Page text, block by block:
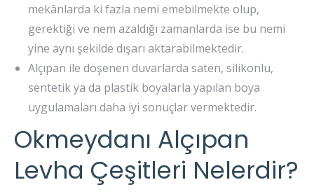
mekânlarda ki fazla nemi emebilmekte olup,
gerektiği ve nem azaldığı zamanlarda ise bu nemi
yine aynı şekilde dışarı aktarabilmektedir.
Alçıpan ile döşenen duvarlarda saten, silikonlu,
sentetik ya da plastik boyalarla yapılan boya
uygulamaları daha iyi sonuçlar vermektedir.
Okmeydanı Alçıpan
Levha Çeşitleri Nelerdir?